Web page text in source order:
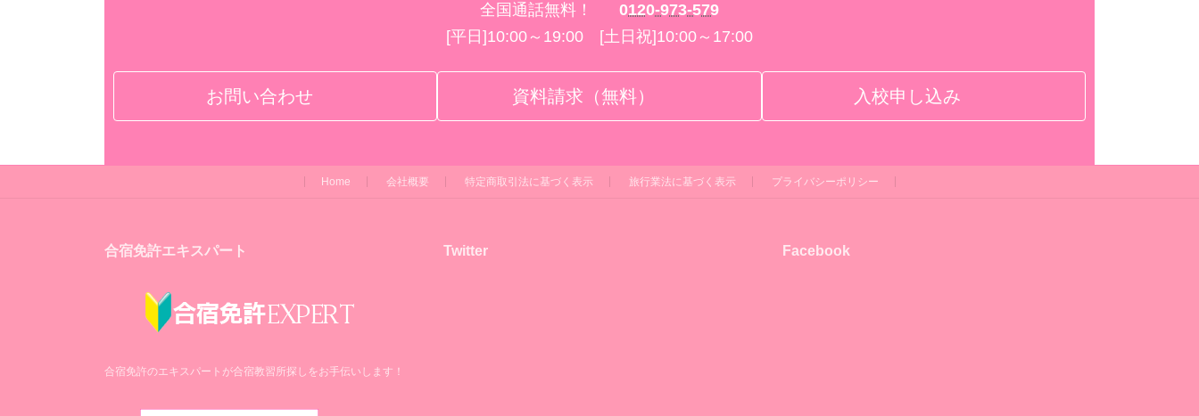
全国通話無料！
0120-973-579
[平日]10:00～19:00 [土日祝]10:00～17:00
お問い合わせ 資料請求（無料） 入校申し込み
Home 会社概要 特定商取引法に基づく表示 旅行業法に基づく表示 プライバシーポリシー
合宿免許エキスパート
合宿免許のエキスパートが合宿教習所探しをお手伝いします！
Twitter Facebook